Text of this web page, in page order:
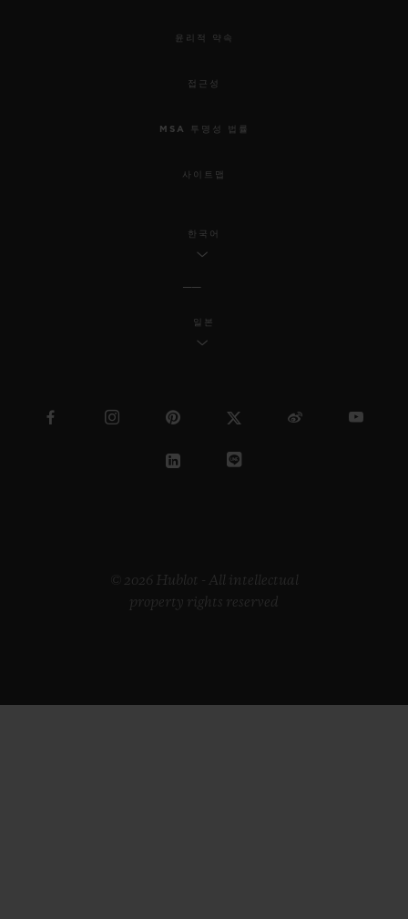
윤리적 약속
접근성
MSA 투명성 법률
사이트맵
한국어
일본
© 2026 Hublot - All intellectual
property rights reserved